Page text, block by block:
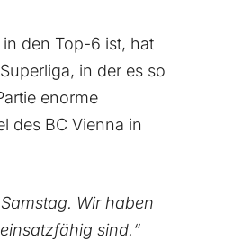
den Top-6 ist, hat
in der es so
enorme
des BC Vienna in
Wir haben
sind.“